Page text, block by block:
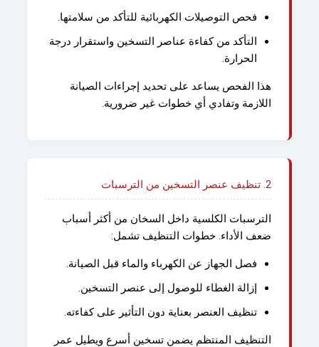
فحص التوصيلات الكهربائية للتأكد من سلامتها.
التأكد من كفاءة عناصر التسخين واستقرار درجة
الحرارة.
هذا الفحص يساعد على تحديد إجراءات الصيانة
اللازمة وتفادي أي خطوات غير ضرورية.
2. تنظيف عنصر التسخين من الترسبات
الترسبات الكلسية داخل السخان من أكثر أسباب
ضعف الأداء. خطوات التنظيف تشمل:
فصل الجهاز عن الكهرباء والماء قبل الصيانة.
إزالة الغطاء للوصول إلى عنصر التسخين.
تنظيف العنصر بعناية دون التأثير على كفاءته.
التنظيف المنتظم يضمن تسخين أسرع ويطيل عمر